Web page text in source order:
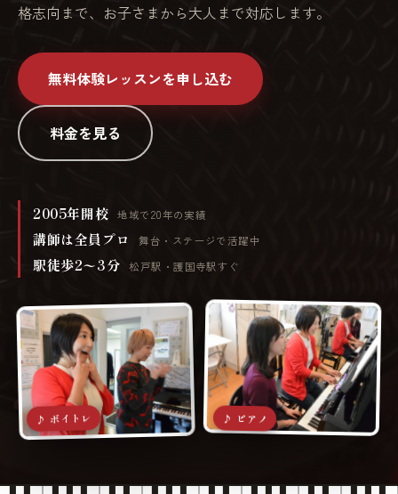
格志向まで、お子さまから大人まで対応します。
無料体験レッスンを申し込む
料金を見る
2005年開校 地域で20年の実績
講師は全員プロ 舞台・ステージで活躍中
駅徒歩2〜3分 松戸駅・護国寺駅すぐ
♪ ボイトレ ♪ ピアノ